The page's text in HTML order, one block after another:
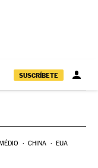
SUSCRÍBETE
CHINA EUA